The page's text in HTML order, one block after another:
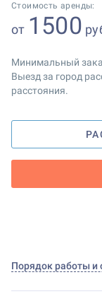
Стоимость аренды:
от 1500
Минимальный
Выезд за город
расстояния.
Порядок работы и